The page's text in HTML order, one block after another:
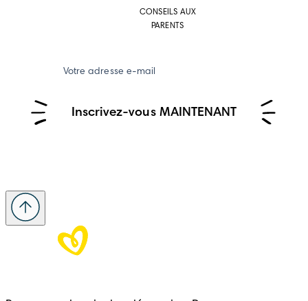
CONSEILS AUX
PARENTS
Votre adresse e-mail
Inscrivez-vous MAINTENANT